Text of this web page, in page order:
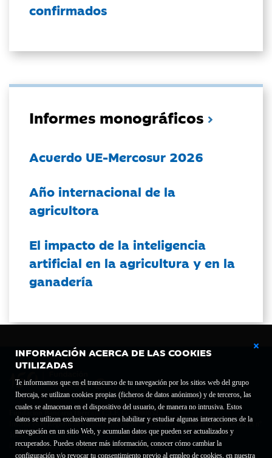
INFORMACIÓN ACERCA DE LAS COOKIES
UTILIZADAS
Te informamos que en el transcurso de tu navegación por los sitios web del grupo
Ibercaja, se utilizan cookies propias (ficheros de datos anónimos) y de terceros, las
cuales se almacenan en el dispositivo del usuario, de manera no intrusiva. Estos
datos se utilizan exclusivamente para habilitar y estudiar algunas interacciones de la
navegación en un sitio Web, y acumulan datos que pueden ser actualizados y
recuperados. Puedes obtener más información, conocer cómo cambiar la
configuración y/o revocar tu consentimiento previo al empleo de cookies, en nuestra
confirmados
Informes monográficos
Acuerdo UE-Mercosur 2026
Año internacional de la
agricultora
El impacto de la inteligencia
artificial en la agricultura y en la
ganadería
Fundación Bancaria Ibercaja C.I.F. G-50000652.
Inscrita en el Registro de Fundaciones del Mº de Educación, Cultura y Deporte con el nº
1689.
Domicilio social: Joaquín Costa, 13. 50001 Zaragoza.